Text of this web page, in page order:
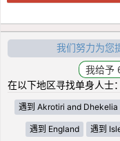
我们努力为您
在以下地区寻找单身人士
遇到 Akrotiri and Dhekelia
遇到 England 遇到